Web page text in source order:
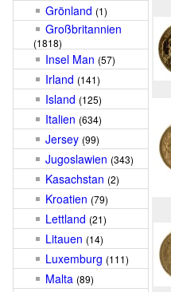
Grönland (1)
Großbritannien
(1818)
Insel Man (57)
Irland (141)
Island (125)
Italien (634)
Jersey (99)
Jugoslawien (343)
Kasachstan (2)
Kroatien (79)
Lettland (21)
Litauen (14)
Luxemburg (111)
Malta (89)